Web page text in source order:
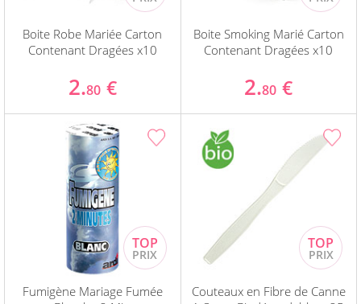
Boite Robe Mariée Carton
Contenant Dragées x10
2.80 €
Boite Smoking Marié Carton
Contenant Dragées x10
2.80 €
Fumigène Mariage Fumée
Couteaux en Fibre de Canne